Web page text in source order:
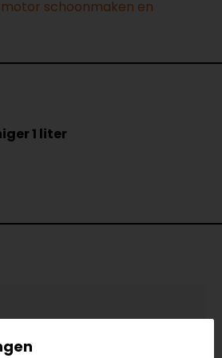
motor schoonmaken en
1 liter